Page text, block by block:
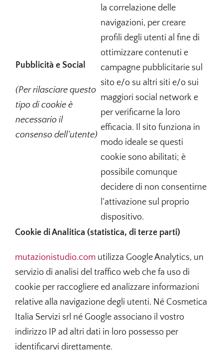
Pubblicità e Social
(Per rilasciare questo
tipo di cookie è
necessario il
consenso dell’utente)
la correlazione delle
navigazioni, per creare
profili degli utenti al fine di
ottimizzare contenuti e
campagne pubblicitarie sul
sito e/o su altri siti e/o sui
maggiori social network e
per verificarne la loro
efficacia. Il sito funziona in
modo ideale se questi
cookie sono abilitati; è
possibile comunque
decidere di non consentirne
l’attivazione sul proprio
dispositivo.
Cookie di Analitica (statistica, di terze parti)
mutazionistudio.com utilizza Google Analytics, un
servizio di analisi del traffico web che fa uso di
cookie per raccogliere ed analizzare informazioni
relative alla navigazione degli utenti. Né Cosmetica
Italia Servizi srl né Google associano il vostro
indirizzo IP ad altri dati in loro possesso per
identificarvi direttamente.